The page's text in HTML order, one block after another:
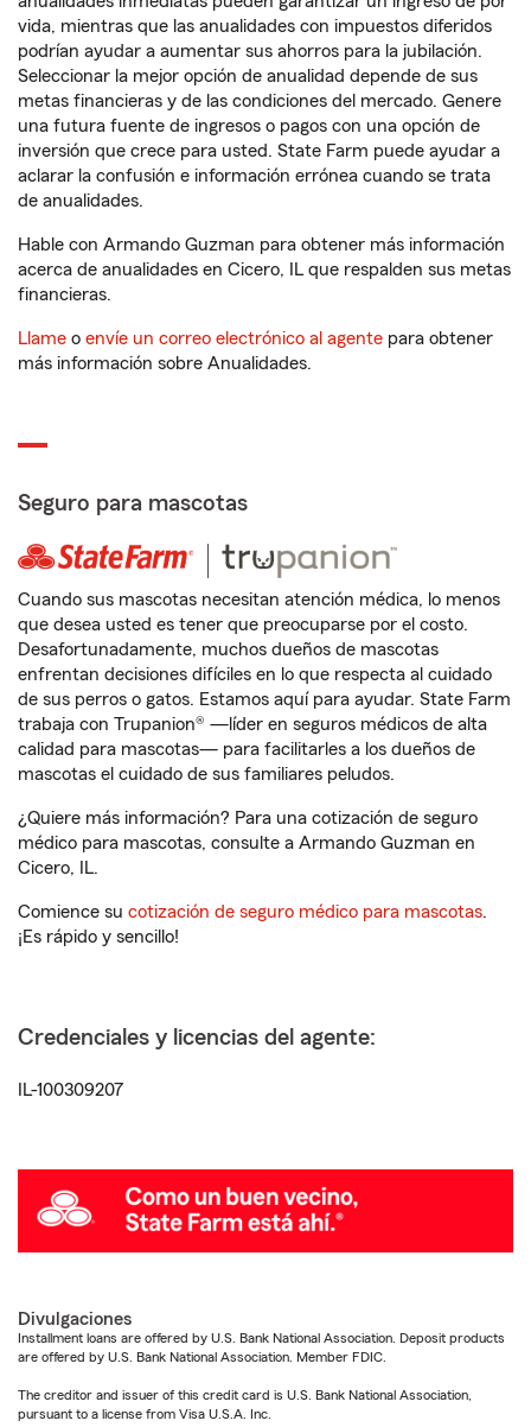
vida, mientras que las anualidades con impuestos diferidos
podrían ayudar a aumentar sus ahorros para la jubilación.
Seleccionar la mejor opción de anualidad depende de sus
metas financieras y de las condiciones del mercado. Genere
una futura fuente de ingresos o pagos con una opción de
inversión que crece para usted. State Farm puede ayudar a
aclarar la confusión e información errónea cuando se trata
de anualidades.
Hable con Armando Guzman para obtener más información
acerca de anualidades en Cicero, IL que respalden sus metas
financieras.
Llame o envíe un correo electrónico al agente para obtener
más información sobre Anualidades.
Seguro para mascotas
Cuando sus mascotas necesitan atención médica, lo menos
que desea usted es tener que preocuparse por el costo.
Desafortunadamente, muchos dueños de mascotas
enfrentan decisiones difíciles en lo que respecta al cuidado
de sus perros o gatos. Estamos aquí para ayudar. State Farm
trabaja con Trupanion® —líder en seguros médicos de alta
calidad para mascotas— para facilitarles a los dueños de
mascotas el cuidado de sus familiares peludos.
¿Quiere más información? Para una cotización de seguro
médico para mascotas, consulte a Armando Guzman en
Cicero, IL.
Comience su cotización de seguro médico para mascotas.
¡Es rápido y sencillo!
Credenciales y licencias del agente:
IL-100309207
Divulgaciones
Installment loans are offered by U.S. Bank National Association. Deposit products
are offered by U.S. Bank National Association. Member FDIC.
The creditor and issuer of this credit card is U.S. Bank National Association,
pursuant to a license from Visa U.S.A. Inc.